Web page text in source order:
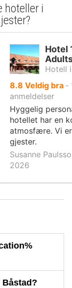
hoteller i
Hotel
Hotell
8.8 av
10,
Veldig bra ‐
anmeldelser
Hyggelig
hotellet har en
atmosfære. Vi
gjester.
Susanne
2026